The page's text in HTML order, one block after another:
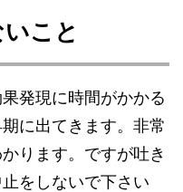
こと
発現に時間がかかる
に出てきます。非常
ります。ですが吐き
をしないで下さい